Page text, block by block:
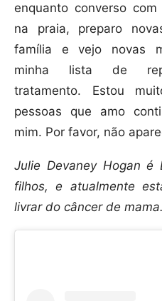
enquanto converso
na praia, preparo
família e vejo novas
minha lista de
tratamento. Estou
pessoas que amo
mim. Por favor, não
Julie Devaney Hogan é
filhos, e atualmente
livrar do câncer de mama.